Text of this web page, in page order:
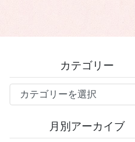
カテゴリー
テ
月別アーカイブ